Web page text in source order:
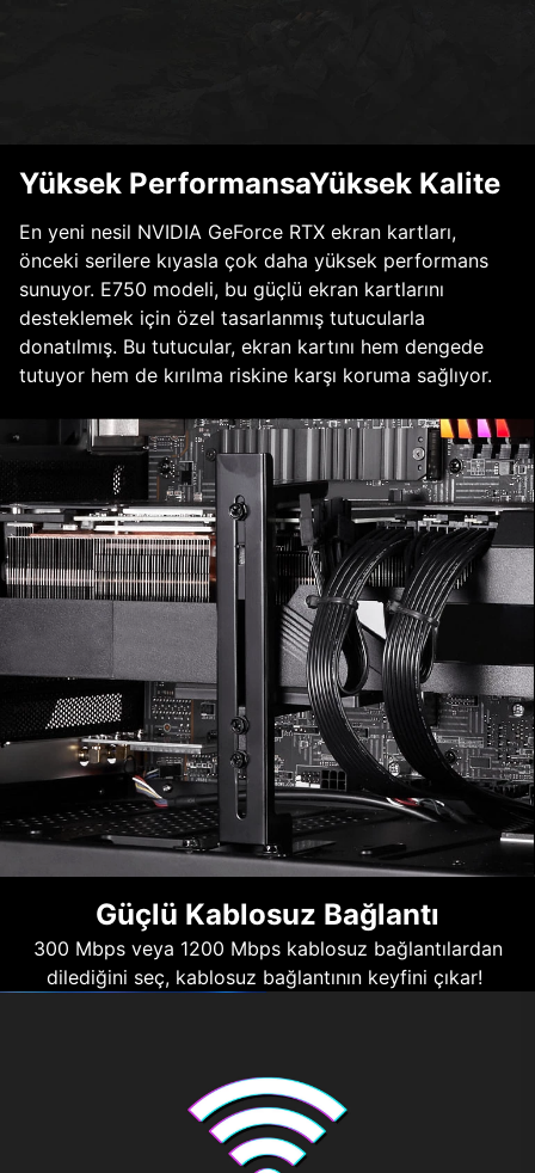
Yüksek PerformansaYüksek Kalite
En yeni nesil NVIDIA GeForce RTX ekran kartları,
önceki serilere kıyasla çok daha yüksek performans
sunuyor. E750 modeli, bu güçlü ekran kartlarını
desteklemek için özel tasarlanmış tutucularla
donatılmış. Bu tutucular, ekran kartını hem dengede
tutuyor hem de kırılma riskine karşı koruma sağlıyor.
Güçlü Kablosuz Bağlantı
300 Mbps veya 1200 Mbps kablosuz bağlantılardan
dilediğini seç, kablosuz bağlantının keyfini çıkar!